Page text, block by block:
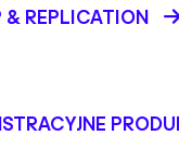
&REPLICATION